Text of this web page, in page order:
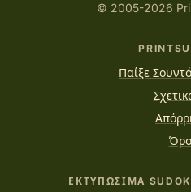
© 2005-2026
Παίξε
ΕΚΤΥΠΏΣΙΜΑ